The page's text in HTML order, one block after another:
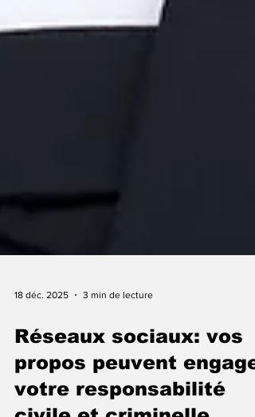
Réseaux sociaux: vos
propos peuvent
votre responsabilité